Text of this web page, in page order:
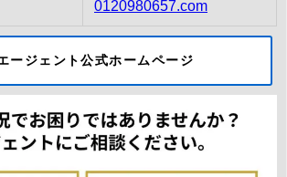
0120980657.com
ージェント公式ホームページ